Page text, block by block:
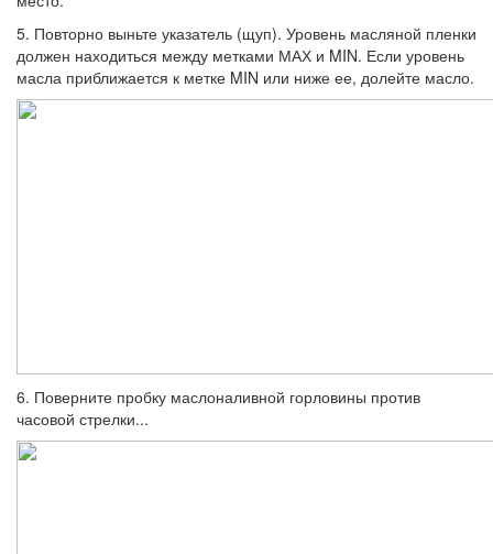
5. Повторно выньте указатель (щуп). Уро­вень масляной пленки
должен находиться между метками МАХ и MIN. Если уровень
масла приближается к метке MIN или ниже ее, долейте масло.
6. Поверните пробку маслоналивной гор­ловины против
часовой стрелки...